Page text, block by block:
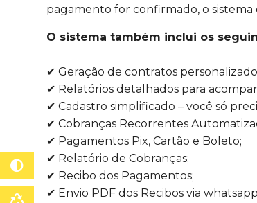
pagamento for confirmado, o sistema
O sistema também inclui os
✔ Geração de contratos
✔ Relatórios detalhados para
✔ Cadastro simplificado – você só
✔ Cobranças Recorrentes
✔ Pagamentos Pix, Cartão e Boleto;
✔ Relatório de Cobranças;
✔ Recibo dos Pagamentos;
✔ Envio PDF dos Recibos via